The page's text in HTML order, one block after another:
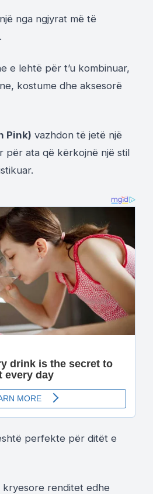
nga ngjyrat më të
e lehtë për t’u kombinuar,
kostume dhe aksesorë
Pink) vazhdon të jetë një
për ata që kërkojnë një stil
perfekte për ditët e
kryesore renditet edhe